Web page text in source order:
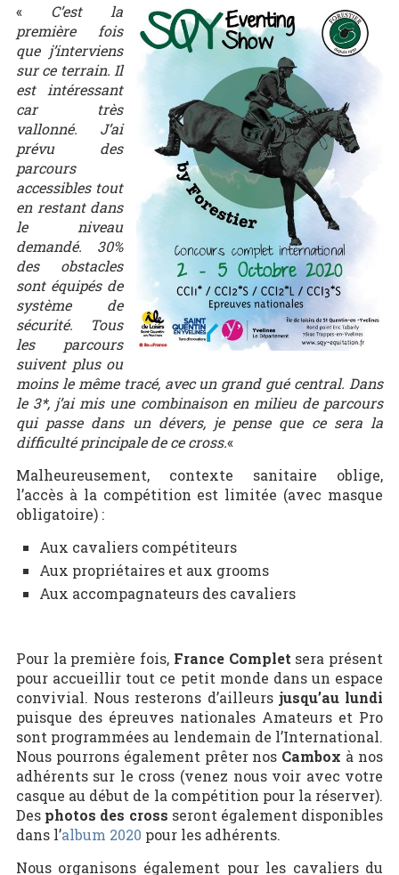
« C’est la
première fois
que j’interviens
sur ce terrain. Il
est intéressant
car très
vallonné. J’ai
prévu des
parcours
accessibles tout
en restant dans
le niveau
demandé. 30%
des obstacles
sont équipés de
système de
sécurité. Tous
les parcours
suivent plus ou
moins le même tracé, avec un grand gué central. Dans
le 3*, j’ai mis une combinaison en milieu de parcours
qui passe dans un dévers, je pense que ce sera la
difficulté principale de ce cross.«
Malheureusement, contexte sanitaire oblige,
l’accès à la compétition est limitée (avec masque
obligatoire) :
Aux cavaliers compétiteurs
Aux propriétaires et aux grooms
Aux accompagnateurs des cavaliers
Pour la première fois, France Complet sera présent
pour accueillir tout ce petit monde dans un espace
convivial. Nous resterons d’ailleurs jusqu’au lundi
puisque des épreuves nationales Amateurs et Pro
sont programmées au lendemain de l’International.
Nous pourrons également prêter nos Cambox à nos
adhérents sur le cross (venez nous voir avec votre
casque au début de la compétition pour la réserver).
Des photos des cross seront également disponibles
dans l’album 2020 pour les adhérents.
Nous organisons également pour les cavaliers du